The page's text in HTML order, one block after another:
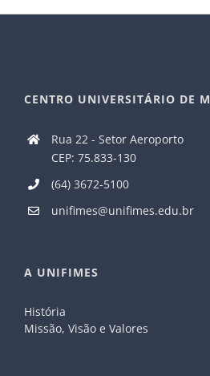
CENTRO UNIVERSITÁRIO DE
Rua 22 - Setor Aeroporto
CEP: 75.833-130
(64) 3672-5100
unifimes@unifimes.edu.br
A UNIFIMES
História
Missão, Visão e Valores